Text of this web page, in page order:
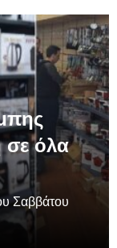
σε όλα
Σαββάτου